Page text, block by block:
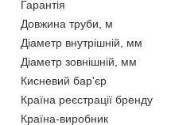
Гарантія
Довжина труби, м
Діаметр внутрішній, мм
Діаметр зовнішній, мм
Кисневий бар'єр
Країна реєстрації бренду
Країна-виробник